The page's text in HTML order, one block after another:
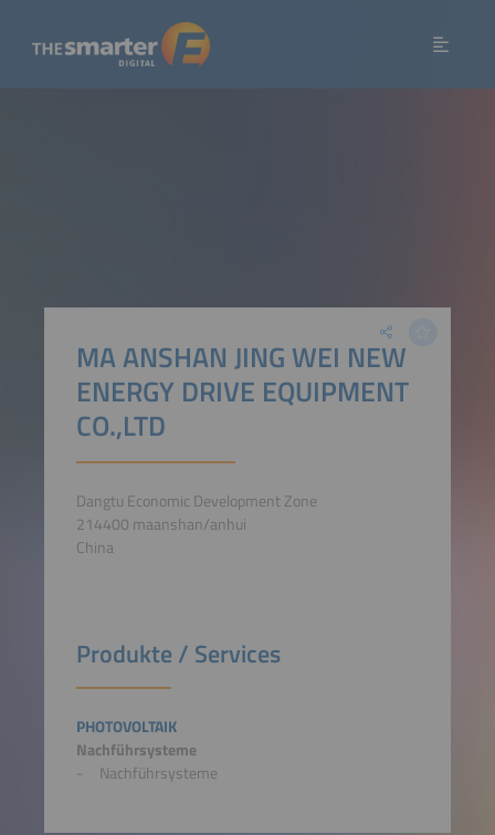
MA ANSHAN JING WEI NEW
ENERGY DRIVE EQUIPMENT
CO.,LTD
Dangtu Economic Development Zone
214400 maanshan/anhui
China
Produkte / Services
PHOTOVOLTAIK
Nachführsysteme
Nachführsysteme